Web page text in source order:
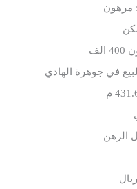
مرهون
في جوهرة الهادي
الرهن